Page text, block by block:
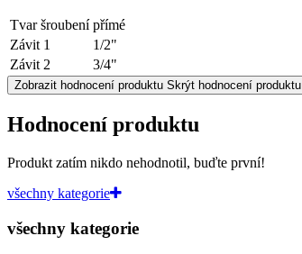
Tvar šroubení přímé
Závit 1
1/2"
Závit 2
3/4"
Zobrazit hodnocení produktu Skrýt hodnocení produktu
Hodnocení produktu
Produkt zatím nikdo nehodnotil, buďte první!
všechny kategorie
všechny kategorie